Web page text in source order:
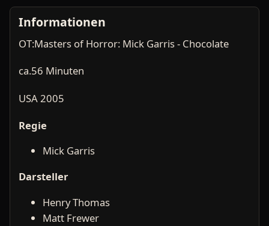
Informationen
OT:Masters of Horror: Mick Garris - Chocolate
ca.56 Minuten
USA 2005
Regie
Mick Garris
Darsteller
Henry Thomas
Matt Frewer